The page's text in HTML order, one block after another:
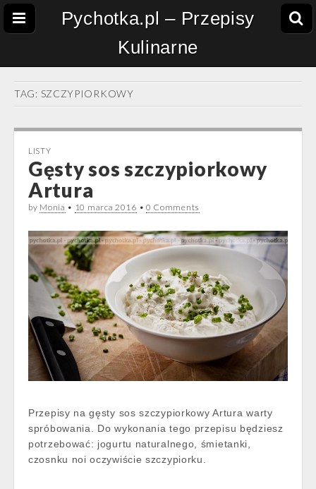
Pychotka.pl – Przepisy
Kulinarne
TAG: SZCZYPIORKOWY
LISTY
Gęsty sos szczypiorkowy
Artura
by Monia • 10 marca 2016 • 0 Comments
Przepisy na gęsty sos szczypiorkowy Artura warty
spróbowania. Do wykonania tego przepisu będziesz
potrzebować: jogurtu naturalnego, śmietanki,
czosnku noi oczywiście szczypiorku.